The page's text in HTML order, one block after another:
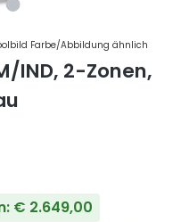
Farbe/Abbildung ähnlich
IND, 2-Zonen,
€ 2.649,00